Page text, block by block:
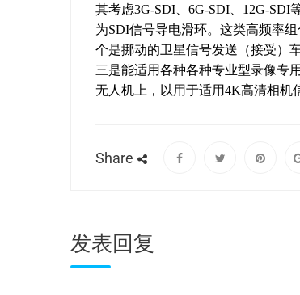
其考虑3G-SDI、6G-SDI、12G-
为SDI信号导电滑环。这类高频率
个是挪动的卫星信号发送（接受）
三是能适用各种各种专业型录像专
无人机上，以用于适用4K高清相机
Share
发表回复